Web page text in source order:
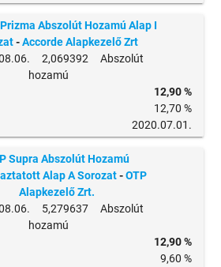
Abszolút Hozamú Alap I
-Accorde Alapkezelő Zrt
2,069392 Abszolút
hozamú
12,90 %
12,70 %
2020.07.01.
Supra Abszolút Hozamú
Alap A Sorozat-OTP
Alapkezelő Zrt.
5,279637 Abszolút
hozamú
12,90 %
9,60 %